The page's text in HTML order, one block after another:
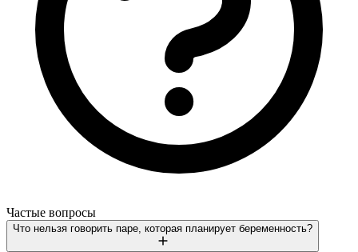
Частые вопросы
Что нельзя говорить паре, которая планирует беременность?